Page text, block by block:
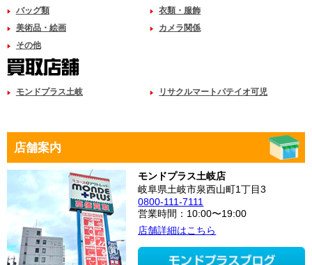
バッグ類
衣類・服飾
美術品・絵画
カメラ関係
その他
モンドプラス土岐 リサクルマートパテイオ可児
店舗案内
モンドプラス土岐店
岐阜県土岐市泉西山町1丁目3
0800-111-7111
営業時間：10:00〜19:00
店舗詳細はこちら